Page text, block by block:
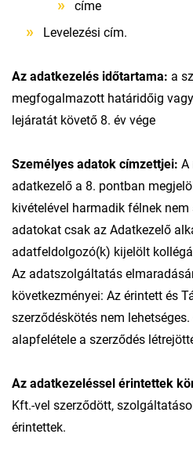
címe
Levelezési cím.
Az adatkezelés időtartama: a
megfogalmazott határidőig
lejáratát követő 8. év vége
Személyes adatok címzettjei: A
adatkezelő a 8. pontban
kivételével harmadik félnek
adatokat csak az Adatkezelő
adatfeldolgozó(k) kijelölt
Az adatszolgáltatás
következményei: Az érintett és
szerződéskötés nem
alapfelétele a szerződés
Az adatkezeléssel érintettek
Kft.-vel szerződött,
érintettek.